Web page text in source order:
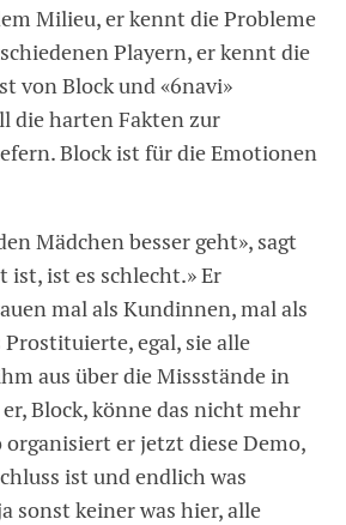
Milieu, er kennt die Probleme
Playern, er kennt die
von Block und «6navi»
die harten Fakten zur
Block ist für die Emotionen
Mädchen besser geht», sagt
ist, ist es schlecht.» Er
mal als Kundinnen, mal als
egal, sie alle
aus über die Missstände in
Block, könne das nicht mehr
er jetzt diese Demo,
ist und endlich was
sonst keiner was hier, alle